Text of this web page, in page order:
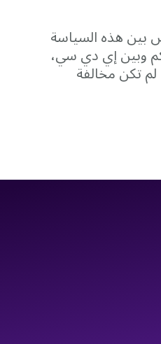
بينهذهالسياسة
وبينإيديسي،
لمتكنمخالفة